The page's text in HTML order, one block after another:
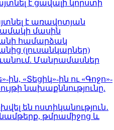
է ցավալի կորստի
է առավոտյան
մասին
համարձակ
(լուսանկարներ)
Մանրամասներ
ին, «Տեցիկ»-ին ու «Գոջո»-
նախաքննությունը.
են ոստիկանություն․
թմրամիջոց և